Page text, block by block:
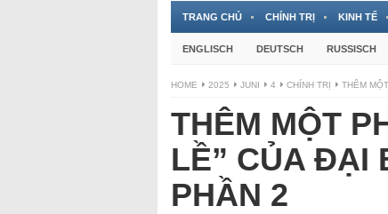
TRANG CHỦ CHÍNH TRỊ KINH TẾ
ENGLISCH DEUTSCH RUSSISCH
HOME 2025 JUNI 4 CHÍNH TRỊ THÊM
THÊM MỘT
LỀ” CỦA ĐẠI
PHẦN 2